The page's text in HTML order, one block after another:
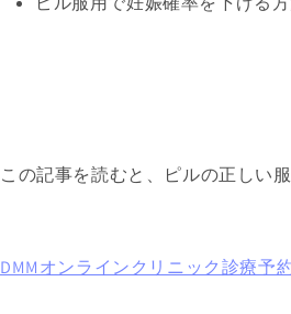
この記事を読むと、ピルの正しい
DMMオンラインクリニック診療予